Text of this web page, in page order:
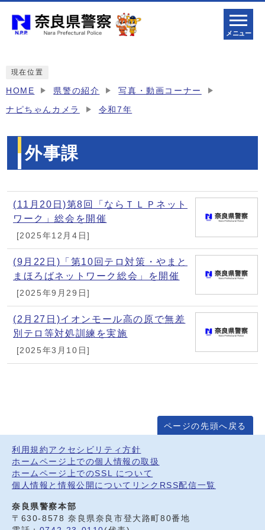
メニュー
現在位置
HOME 県警の紹介 写真・動画コーナー
ナピちゃんカメラ 令和7年
外事課
メインメニュー
(11月20日)第8回「ならＴＬＰネット
ワーク」総会を開催
[2025年12月4日]
(9月22日)「第10回テロ対策・やまと
まほろばネットワーク総会」を開催
[2025年9月29日]
(2月27日)イオンモール高の原で無差
別テロ等対処訓練を実施
[2025年3月10日]
ページの先頭へ戻る
利用規約 アクセシビリティ方針
ホームページ上での個人情報の取扱
ホームページ上でのSSL について
個人情報と情報公開について リンク RSS配信一覧
奈良県警察本部
〒630-8578 奈良県奈良市登大路町80番地